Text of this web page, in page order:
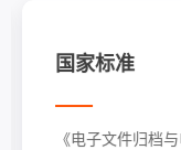
国家标准
《电子文件归档